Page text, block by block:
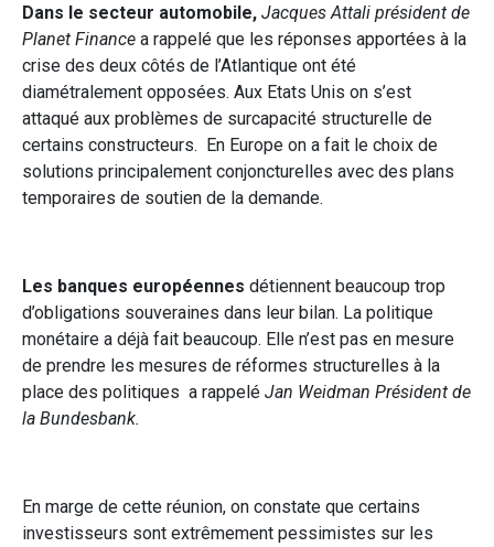
Dans le secteur automobile, Jacques Attali président de
Planet Finance a rappelé que les réponses apportées à la
crise des deux côtés de l’Atlantique ont été
diamétralement opposées. Aux Etats Unis on s’est
attaqué aux problèmes de surcapacité structurelle de
certains constructeurs. En Europe on a fait le choix de
solutions principalement conjoncturelles avec des plans
temporaires de soutien de la demande.
Les banques européennes détiennent beaucoup trop
d’obligations souveraines dans leur bilan. La politique
monétaire a déjà fait beaucoup. Elle n’est pas en mesure
de prendre les mesures de réformes structurelles à la
place des politiques a rappelé Jan Weidman Président de
la Bundesbank.
En marge de cette réunion, on constate que certains
investisseurs sont extrêmement pessimistes sur les